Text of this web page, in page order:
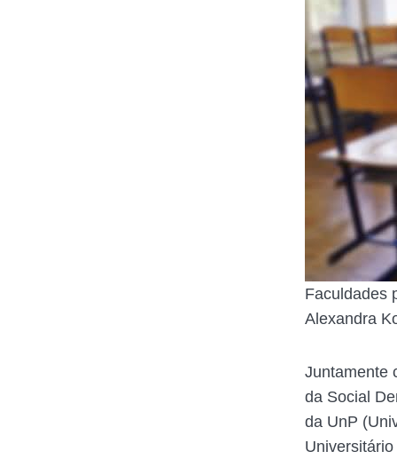
Faculdades
Alexandra
Juntamente
da Social
da UnP